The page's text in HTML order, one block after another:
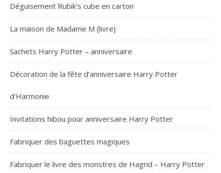
Déguisement Rubik’s cube en carton
La maison de Madame M {livre}
Sachets Harry Potter – anniversaire
Décoration de la fête d’anniversaire Harry Potter
d’Harmonie
Invitations hibou pour anniversaire Harry Potter
Fabriquer des baguettes magiques
Fabriquer le livre des monstres de Hagrid – Harry Potter